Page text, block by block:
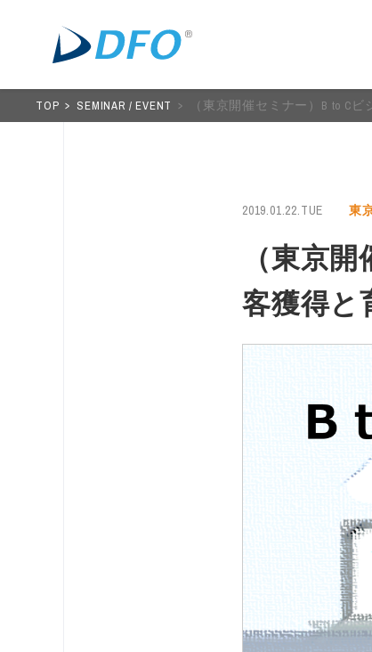
TOP SEMINAR / EVENT （東京開催セミナー）B to C
2019.01.22.TUE 東
（東京
客獲得と